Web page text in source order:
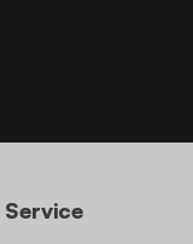
Service